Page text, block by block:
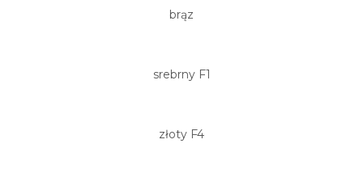
brąz
srebrny F1
złoty F4